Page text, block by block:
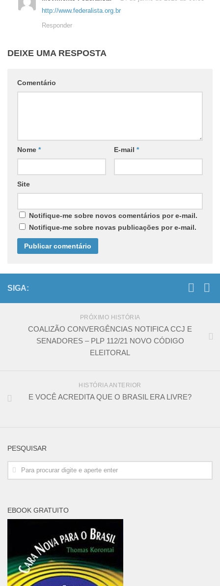
http://www.federalista.org.br
Responder
DEIXE UMA RESPOSTA
Comentário
Nome * E-mail *
Site
Notifique-me sobre novos comentários por e-mail.
Notifique-me sobre novas publicações por e-mail.
SIGA:
PRÓXIMO HISTÓRIA
COALIZÃO CONVERGÊNCIAS NOTIFICA CCJ E
SENADORES – PLP 112/21 NOVO CÓDIGO
ELEITORAL
HISTÓRIA ANTERIOR
E VOCÊ ACREDITA QUE O BRASIL ERA LIVRE?
PESQUISAR
EBOOK GRATUITO